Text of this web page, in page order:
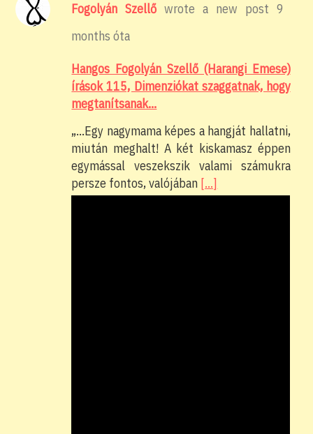
Fogolyán Szellő wrote a new post 9
months óta
Hangos Fogolyán Szellő (Harangi Emese)
írások 115, Dimenziókat szaggatnak, hogy
megtanítsanak…
„…Egy nagymama képes a hangját hallatni,
miután meghalt! A két kiskamasz éppen
egymással veszekszik valami számukra
persze fontos, valójában […]